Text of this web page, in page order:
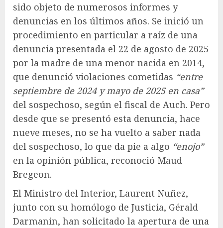
sido objeto de numerosos informes y
denuncias en los últimos años. Se inició un
procedimiento en particular a raíz de una
denuncia presentada el 22 de agosto de 2025
por la madre de una menor nacida en 2014,
que denunció violaciones cometidas “entre
septiembre de 2024 y mayo de 2025 en casa”
del sospechoso, según el fiscal de Auch. Pero
desde que se presentó esta denuncia, hace
nueve meses, no se ha vuelto a saber nada
del sospechoso, lo que da pie a algo “enojo”
en la opinión pública, reconoció Maud
Bregeon.
El Ministro del Interior, Laurent Nuñez,
junto con su homólogo de Justicia, Gérald
Darmanin, han solicitado la apertura de una